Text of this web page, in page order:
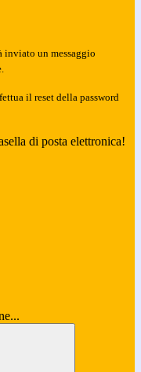
inviato un messaggio
il reset della password
di posta elettronica!